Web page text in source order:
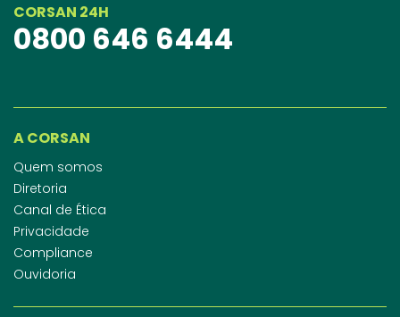
CORSAN 24H
0800 646 6444
A CORSAN
Quem somos
Diretoria
Canal de Ética
Privacidade
Compliance
Ouvidoria